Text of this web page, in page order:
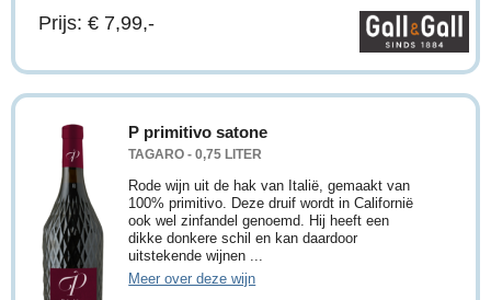
Prijs: € 7,99,-
P primitivo satone
TAGARO - 0,75 LITER
Rode wijn uit de hak van Italië, gemaakt van
100% primitivo. Deze druif wordt in Californië
ook wel zinfandel genoemd. Hij heeft een
dikke donkere schil en kan daardoor
uitstekende wijnen ...
Meer over deze wijn